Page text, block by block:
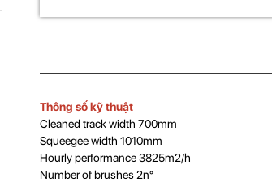
Thông số kỹ thuật
Cleaned track width 700mm
Squeegee width 1010mm
Hourly performance 3825m2/h
Number of brushes 2n°